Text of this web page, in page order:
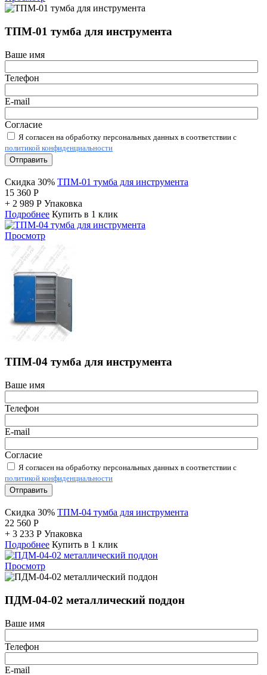
ТПМ-01 тумба для инструмента
Ваше имя
Телефон
E-mail
Согласие
Я согласен на обработку персональных данных в соответствии с
политикой конфиденциальности
Отправить
Скидка 30% ТПМ-01 тумба для инструмента
15 360 Р
+ 2 989 Р Упаковка
Подробнее Купить в 1 клик
Просмотр
ТПМ-04 тумба для инструмента
Ваше имя
Телефон
E-mail
Согласие
Я согласен на обработку персональных данных в соответствии с
политикой конфиденциальности
Отправить
Скидка 30% ТПМ-04 тумба для инструмента
22 560 Р
+ 3 233 Р Упаковка
Подробнее Купить в 1 клик
Просмотр
ПДМ-04-02 металлический поддон
Ваше имя
Телефон
E-mail